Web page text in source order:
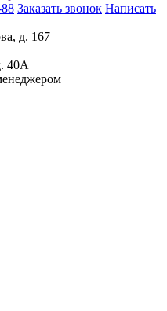
Заказать звонок Написать
д. 167
40А